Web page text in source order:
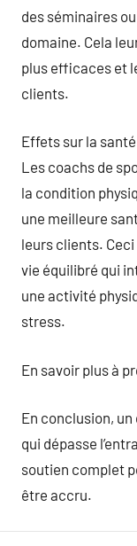
des séminaires
domaine. Cela
plus efficaces et
clients.
Effets sur la
Les coachs de
la condition
une meilleure
leurs clients.
vie équilibré qui
une activité
stress.
En savoir plus à
En conclusion,
qui dépasse
soutien complet
être accru.